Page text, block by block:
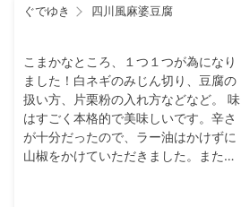
違うのですね。 また作る際は、お豆腐
ぐでゆき 四川風麻婆豆腐
こまかなところ、１つ１つが為になり
ました！白ネギのみじん切り、豆腐の
扱い方、片栗粉の入れ方などなど。 味
はすごく本格的で美味しいです。辛さ
が十分だったので、ラー油はかけずに
山椒をかけていただきました。また作